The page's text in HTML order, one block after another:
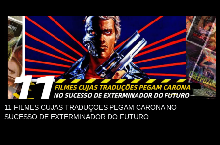
11 FILMES CUJAS TRADUÇÕES PEGAM CARONA NO
SUCESSO DE EXTERMINADOR DO FUTURO